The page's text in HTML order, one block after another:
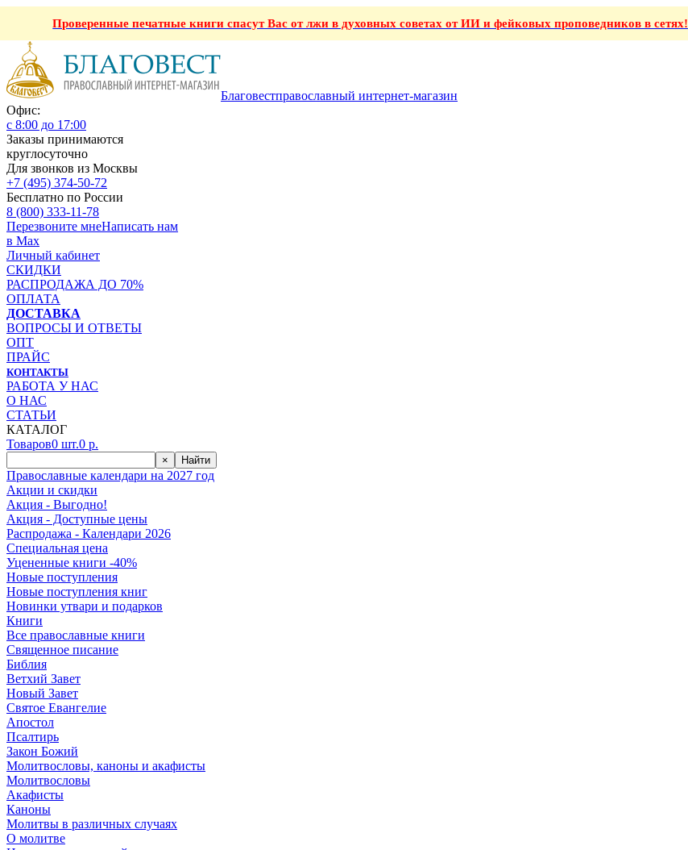
Проверенные печатные книги спасут Вас от лжи в духовных советах от ИИ и фейковых проповедников в сетях!
Благовестправославный интернет-магазин
Офис:
с 8:00 до 17:00
Заказы принимаются
круглосуточно
Для звонков из Москвы
+7 (495) 374-50-72
Бесплатно по России
8 (800) 333-11-78
Перезвоните мнеНаписать нам
в Max
Личный кабинет
СКИДКИ
РАСПРОДАЖА ДО 70%
ОПЛАТА
ДОСТАВКА
ВОПРОСЫ И ОТВЕТЫ
ОПТ
ПРАЙС
КОНТАКТЫ
РАБОТА У НАС
О НАС
СТАТЬИ
КАТАЛОГ
Товаров0 шт.0 р.
× Найти
Православные календари на 2027 год
Акции и скидки
Акция - Выгодно!
Акция - Доступные цены
Распродажа - Календари 2026
Специальная цена
Уцененные книги -40%
Новые поступления
Новые поступления книг
Новинки утвари и подарков
Книги
Все православные книги
Священное писание
Библия
Ветхий Завет
Новый Завет
Святое Евангелие
Апостол
Псалтирь
Закон Божий
Молитвословы, каноны и акафисты
Молитвословы
Акафисты
Каноны
Молитвы в различных случаях
О молитве